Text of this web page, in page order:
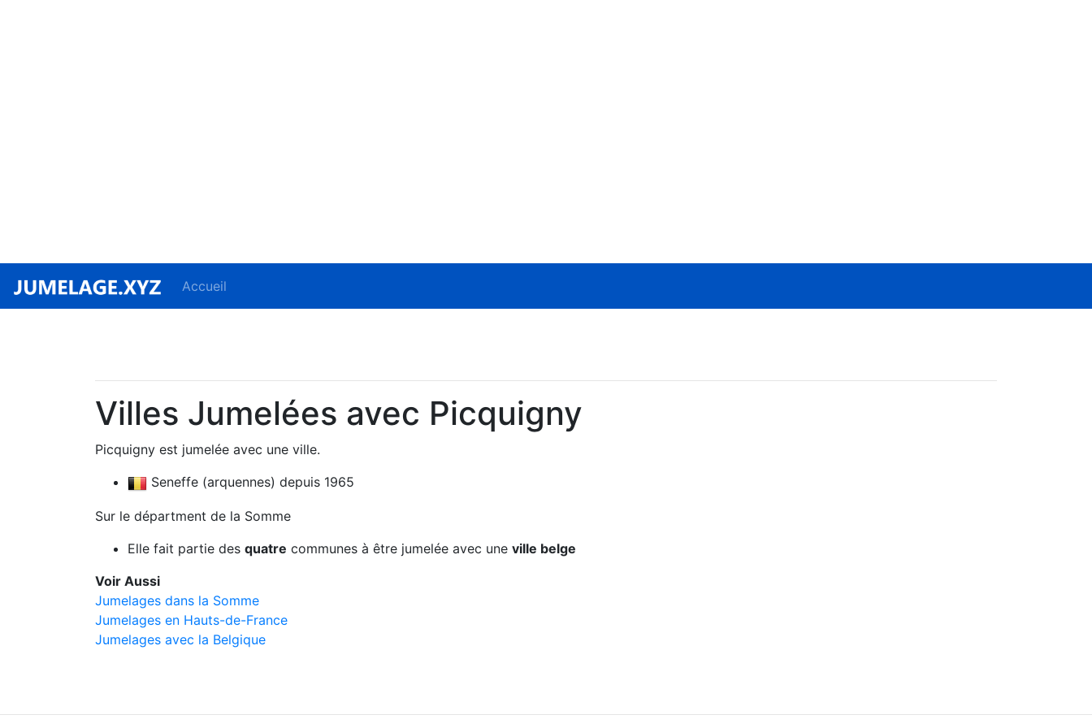
Accueil
Villes Jumelées avec Picquigny
Picquigny est jumelée avec une ville.
Seneffe (arquennes) depuis 1965
Sur le départment de la Somme
Elle fait partie des quatre communes à être jumelée avec une ville belge
Voir Aussi
Jumelages dans la Somme
Jumelages en Hauts-de-France
Jumelages avec la Belgique